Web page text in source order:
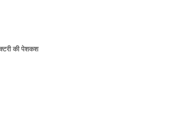
की पेशकश